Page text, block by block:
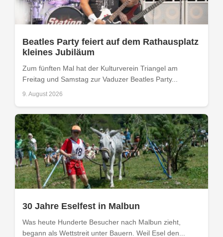
Beatles Party feiert auf dem Rathausplatz
kleines Jubiläum
Zum fünften Mal hat der Kulturverein Triangel am
Freitag und Samstag zur Vaduzer Beatles Party...
9. August 2026
30 Jahre Eselfest in Malbun
Was heute Hunderte Besucher nach Malbun zieht,
begann als Wettstreit unter Bauern. Weil Esel den...